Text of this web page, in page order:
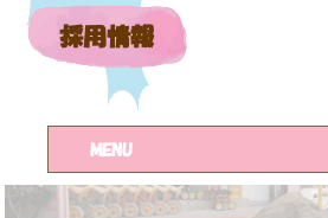
採用情報
MENU